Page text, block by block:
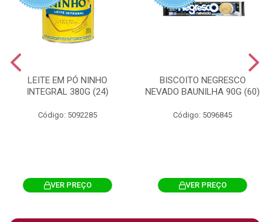
LEITE EM PÓ NINHO
INTEGRAL 380G (24)
Código: 5092285
VER PREÇO
BISCOITO NEGRESCO
NEVADO BAUNILHA 90G (60)
Código: 5096845
VER PREÇO